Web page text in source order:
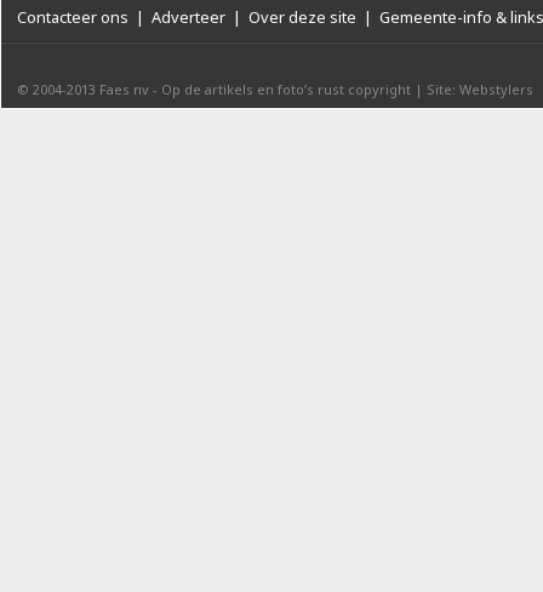
Contacteer ons | Adverteer | Over deze site | Gemeente-info & links
© 2004-2013 Faes nv - Op de artikels en foto’s rust copyright | Site: Webstylers